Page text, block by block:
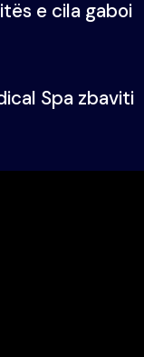
e cila gaboi
Spa zbaviti